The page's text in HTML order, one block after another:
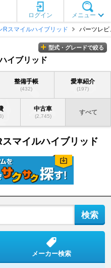
メニュー
ログイン
Rスマイルハイブリッド パーツレビ
イブリッド
型式・グレードで絞る
整備手帳
(432)
愛車紹介
(197)
中古車
(2,745)
すべて
マイルハイブリッド
メーカー検索